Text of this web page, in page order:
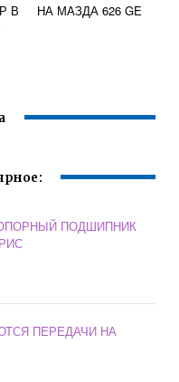
В
НА МАЗДА 626 GE
ПОДШИПНИК
ПЕРЕДАЧИ НА